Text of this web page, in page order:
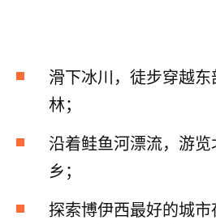
滑下冰川，徒步穿越
林；
沿着鲑鱼河漂流，游
乡；
探索博伊西最好的城